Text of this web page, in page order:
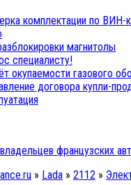
комплектации по ВИН-
магнитолы
специалисту!
окупаемости газового
договора купли-
» Lada » 2112 »